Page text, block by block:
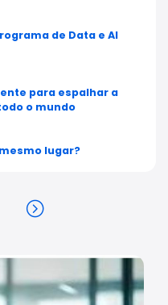
de Data e AI
para espalhar a
o mundo
lugar?